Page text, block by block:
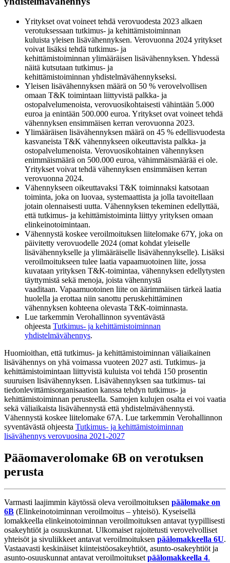
Yritykset ovat voineet tehdä verovuodesta 2023 alkaen
verotuksessaan tutkimus- ja kehittämistoiminnan
kuluista yleisen lisävähennyksen. Verovuonna 2024 yritykset
voivat lisäksi tehdä tutkimus- ja
kehittämistoiminnan ylimääräisen lisävähennyksen. Yhdessä
näitä kutsutaan tutkimus- ja
kehittämistoiminnan yhdistelmävähennykseksi.
Yleisen lisävähennyksen määrä on 50 % verovelvollisen
omaan T&K toimintaan liittyvistä palkka- ja
ostopalvelumenoista, verovuosikohtaisesti vähintään 5.000
euroa ja enintään 500.000 euroa. Yritykset ovat voineet tehdä
vähennyksen ensimmäisen kerran verovuonna 2023.
Ylimääräisen lisävähennyksen määrä on 45 % edellisvuodesta
kasvaneista T&K vähennykseen oikeuttavista palkka- ja
ostopalvelumenoista. Verovuosikohtainen vähennyksen
enimmäismäärä on 500.000 euroa, vähimmäismäärää ei ole.
Yritykset voivat tehdä vähennyksen ensimmäisen kerran
verovuonna 2024.
Vähennykseen oikeuttavaksi T&K toiminnaksi katsotaan
toiminta, joka on luovaa, systemaattista ja jolla tavoitellaan
jotain olennaisesti uutta. Vähennyksen tekeminen edellyttää,
että tutkimus- ja kehittämistoiminta liittyy yrityksen omaan
elinkeinotoimintaan.
Vähennystä koskee veroilmoituksen liitelomake 67Y, joka on
päivitetty verovuodelle 2024 (omat kohdat yleiselle
lisävähennykselle ja ylimääräiselle lisävähennykselle). Lisäksi
veroilmoitukseen tulee laatia vapaamuotoinen liite, jossa
kuvataan yrityksen T&K-toimintaa, vähennyksen edellytysten
täyttymistä sekä menoja, joista vähennystä
vaaditaan. Vapaamuotoinen liite on äärimmäisen tärkeä laatia
huolella ja erottaa niin sanottu peruskehittäminen
vähennyksen kohteena olevasta T&K-toiminnasta.
Lue tarkemmin Verohallinnon syventävästä
ohjeesta Tutkimus- ja kehittämistoiminnan
yhdistelmävähennys.
Huomioithan, että tutkimus- ja kehittämistoiminnan väliaikainen
lisävähennys on yhä voimassa vuoteen 2027 asti. Tutkimus- ja
kehittämistoimintaan liittyvistä kuluista voi tehdä 150 prosentin
suuruisen lisävähennyksen. Lisävähennyksen saa tutkimus- tai
tiedonlevittämisorganisaation kanssa tehdyn tutkimus- ja
kehittämistoiminnan perusteella. Samojen kulujen osalta ei voi vaatia
sekä väliaikaista lisävähennystä että yhdistelmävähennystä.
Vähennystä koskee liitelomake 67A. Lue tarkemmin Verohallinnon
syventävästä ohjeesta Tutkimus- ja kehittämistoiminnan
lisävähennys verovuosina 2021-2027
Pääomaverolomake 6B on verotuksen
perusta
Varmasti laajimmin käytössä oleva veroilmoituksen päälomake on
6B (Elinkeinotoiminnan veroilmoitus – yhteisö). Kyseisellä
lomakkeella elinkeinotoiminnan veroilmoituksen antavat tyypillisesti
osakeyhtiöt ja osuuskunnat. Ulkomaiset rajoitetusti verovelvolliset
yhteisöt ja sivuliikkeet antavat veroilmoituksen päälomakkeella 6U.
Vastaavasti keskinäiset kiinteistöosakeyhtiöt, asunto-osakeyhtiöt ja
asunto-osuuskunnat antavat veroilmoituksetpäälomakkeella 4.